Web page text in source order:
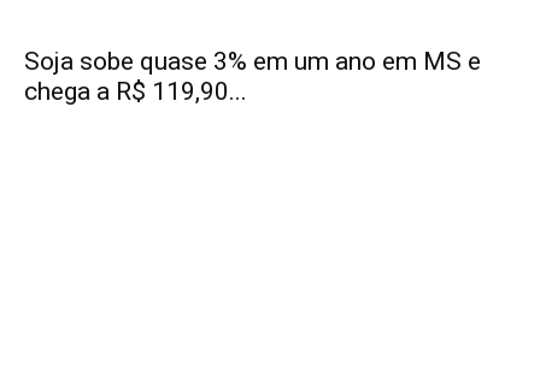
Soja sobe quase 3% em um ano em MS e
chega a R$ 119,90...